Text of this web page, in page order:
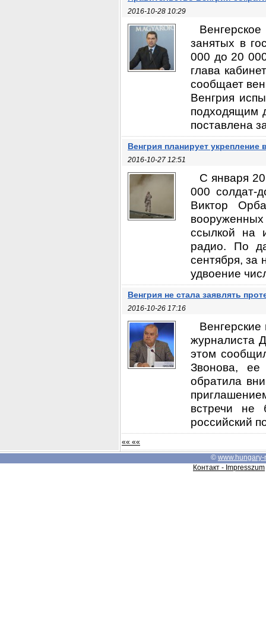
2016-10-28 10:29
занятых в
000 до 20
глава
сообщает
Венгрия
подходящим
поставлена
Венгрия планирует
2016-10-27 12:51
С января
000 солдат-
Виктор
ссылкой на
радио. По
сентября, за
удвоение
Венгрия не стала заявлять
2016-10-26 17:16
журналиста
этом
Звонова, ее
обратила
встречи не
российский
«« ««
© www.hungary-
Контакт - Impresszum